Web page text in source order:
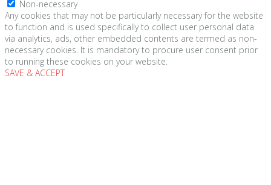
Non-necessary
Any cookies that may not be particularly necessary for the website
to function and is used specifically to collect user personal data
via analytics, ads, other embedded contents are termed as non-
necessary cookies. It is mandatory to procure user consent prior
to running these cookies on your website.
SAVE & ACCEPT